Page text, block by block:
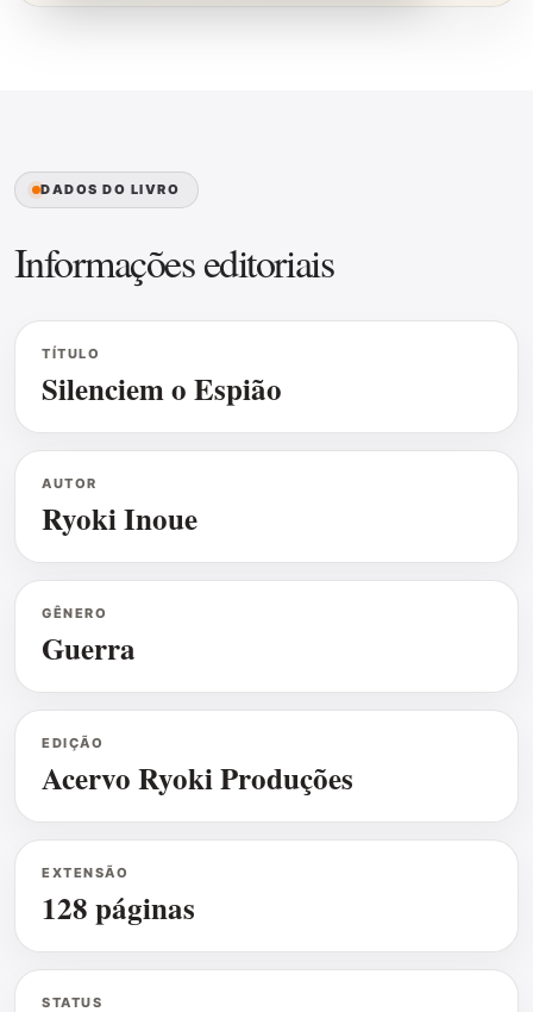
DADOS DO LIVRO
Informações editoriais
TÍTULO
Silenciem o Espião
AUTOR
Ryoki Inoue
GÊNERO
Guerra
EDIÇÃO
Acervo Ryoki Produções
EXTENSÃO
128 páginas
STATUS